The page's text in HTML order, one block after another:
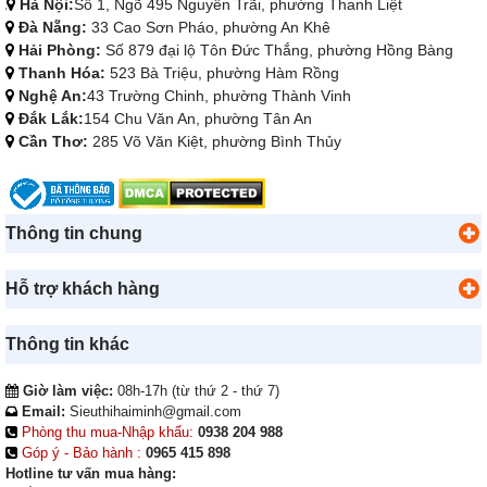
Hà Nội:Số 1, Ngõ 495 Nguyễn Trãi, phường Thanh Liệt
Đà Nẵng: 33 Cao Sơn Pháo, phường An Khê
Hải Phòng: Số 879 đại lộ Tôn Đức Thắng, phường Hồng Bàng
Thanh Hóa: 523 Bà Triệu, phường Hàm Rồng
Nghệ An:43 Trường Chinh, phường Thành Vinh
Đắk Lắk:154 Chu Văn An, phường Tân An
Cần Thơ: 285 Võ Văn Kiệt, phường Bình Thủy
Thông tin chung
Hỗ trợ khách hàng
Thông tin khác
Giờ làm việc: 08h-17h (từ thứ 2 - thứ 7)
Email: Sieuthihaiminh@gmail.com
Phòng thu mua-Nhập khẩu: 0938 204 988
Góp ý - Bảo hành : 0965 415 898
Hotline tư vấn mua hàng: